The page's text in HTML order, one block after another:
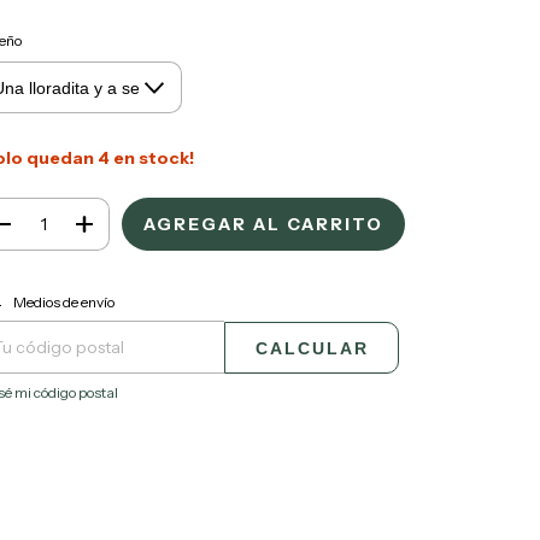
quedan 4 en stock!
para el CP:
Medios de envío
CALCULAR
mi código postal